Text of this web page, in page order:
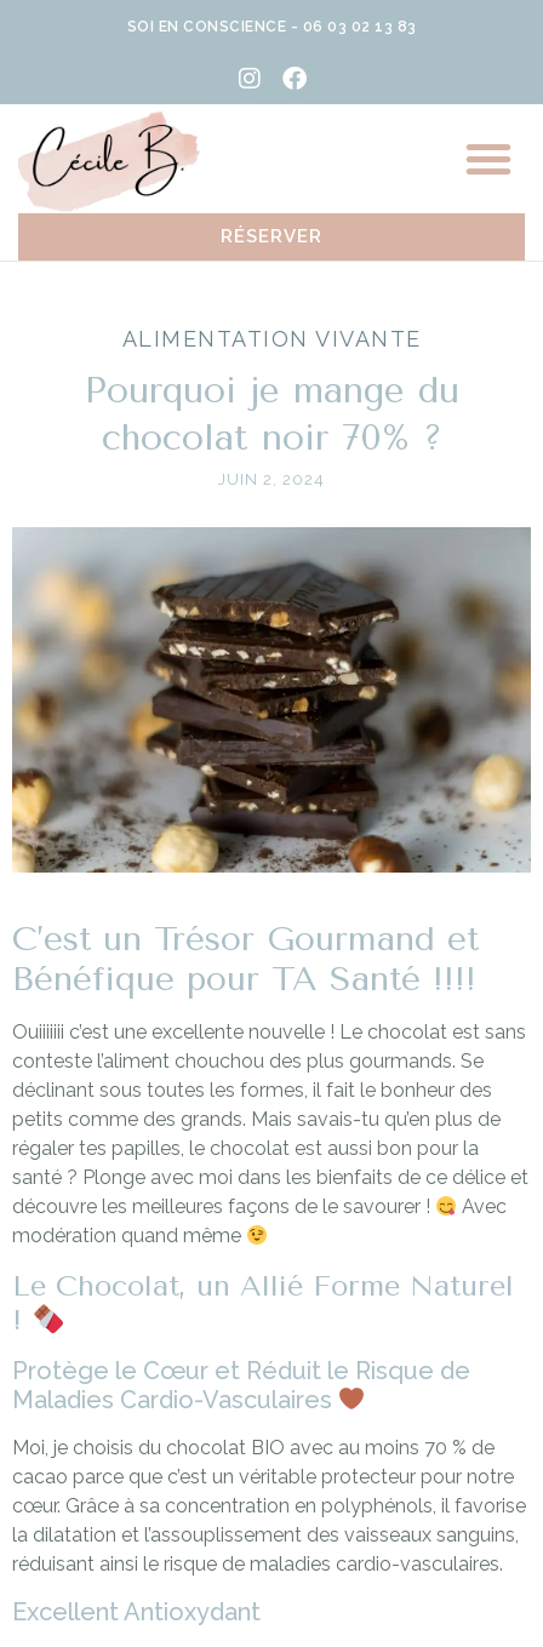
SOI EN CONSCIENCE - 06 03 02 13 83
RÉSERVER
ALIMENTATION VIVANTE
Pourquoi je mange du
chocolat noir 70% ?
JUIN 2, 2024
C’est un Trésor Gourmand et
Bénéfique pour TA Santé !!!!
Ouiiiiiii c’est une excellente nouvelle ! Le chocolat est sans
conteste l’aliment chouchou des plus gourmands. Se
déclinant sous toutes les formes, il fait le bonheur des
petits comme des grands. Mais savais-tu qu’en plus de
régaler tes papilles, le chocolat est aussi bon pour la
santé ? Plonge avec moi dans les bienfaits de ce délice et
découvre les meilleures façons de le savourer !
Avec
modération quand même
Le Chocolat, un Allié Forme Naturel
!
Protège le Cœur et Réduit le Risque de
Maladies Cardio-Vasculaires
Moi, je choisis du chocolat BIO avec au moins 70 % de
cacao parce que c’est un véritable protecteur pour notre
cœur. Grâce à sa concentration en polyphénols, il favorise
la dilatation et l’assouplissement des vaisseaux sanguins,
réduisant ainsi le risque de maladies cardio-vasculaires.
Excellent Antioxydant